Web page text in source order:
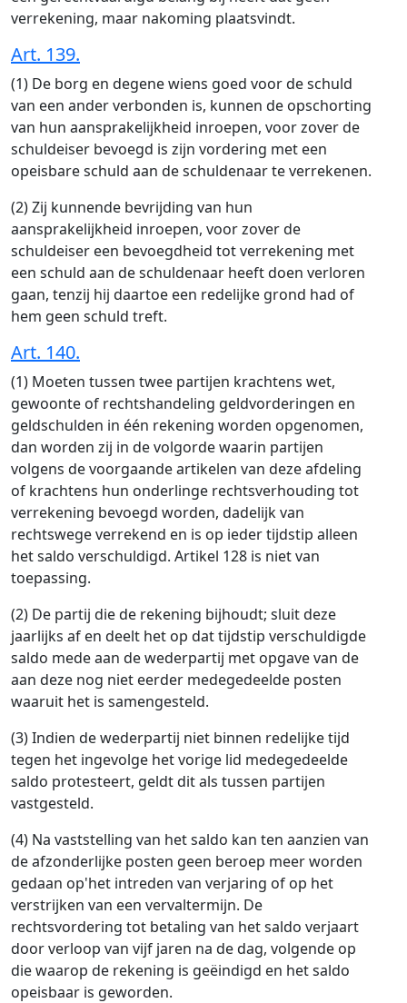
verrekening, maar nakoming plaatsvindt.
Art. 139.
(1) De borg en degene wiens goed voor de schuld
van een ander verbonden is, kunnen de opschorting
van hun aansprakelijkheid inroepen, voor zover de
schuldeiser bevoegd is zijn vordering met een
opeisbare schuld aan de schuldenaar te verrekenen.
(2) Zij kunnende bevrijding van hun
aansprakelijkheid inroepen, voor zover de
schuldeiser een bevoegdheid tot verrekening met
een schuld aan de schuldenaar heeft doen verloren
gaan, tenzij hij daartoe een redelijke grond had of
hem geen schuld treft.
Art. 140.
(1) Moeten tussen twee partijen krachtens wet,
gewoonte of rechtshandeling geldvorderingen en
geldschulden in één rekening worden opgenomen,
dan worden zij in de volgorde waarin partijen
volgens de voorgaande artikelen van deze afdeling
of krachtens hun onderlinge rechtsverhouding tot
verrekening bevoegd worden, dadelijk van
rechtswege verrekend en is op ieder tijdstip alleen
het saldo verschuldigd. Artikel 128 is niet van
toepassing.
(2) De partij die de rekening bijhoudt; sluit deze
jaarlijks af en deelt het op dat tijdstip verschuldigde
saldo mede aan de wederpartij met opgave van de
aan deze nog niet eerder medegedeelde posten
waaruit het is samengesteld.
(3) Indien de wederpartij niet binnen redelijke tijd
tegen het ingevolge het vorige lid medegedeelde
saldo protesteert, geldt dit als tussen partijen
vastgesteld.
(4) Na vaststelling van het saldo kan ten aanzien van
de afzonderlijke posten geen beroep meer worden
gedaan op'het intreden van verjaring of op het
verstrijken van een vervaltermijn. De
rechtsvordering tot betaling van het saldo verjaart
door verloop van vijf jaren na de dag, volgende op
die waarop de rekening is geëindigd en het saldo
opeisbaar is geworden.